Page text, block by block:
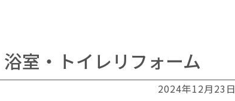
室・トイレリフォーム
2024年12月23日